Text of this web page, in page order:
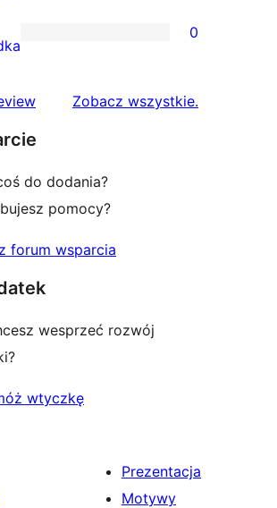
0
Zobacz wszystkierecenzje
.
do dodania?
pomocy?
forum wsparcia
wesprzeć rozwój
wtyczkę
Prezentacja
Motywy